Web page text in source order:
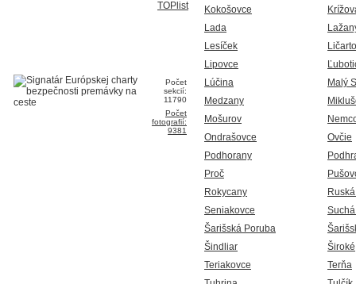
Počet
sekcií:
11790
Počet
fotografií:
9381
Kokošovce
Lada
Lesíček
Lipovce
Lúčina
Malý
Medzany
Mošurov
Ondrašovce
Ovčie
Podhorany
Proč
Rokycany
Seniakovce
Šarišská Poruba
Šindliar
Široké
Teriakovce
Terňa